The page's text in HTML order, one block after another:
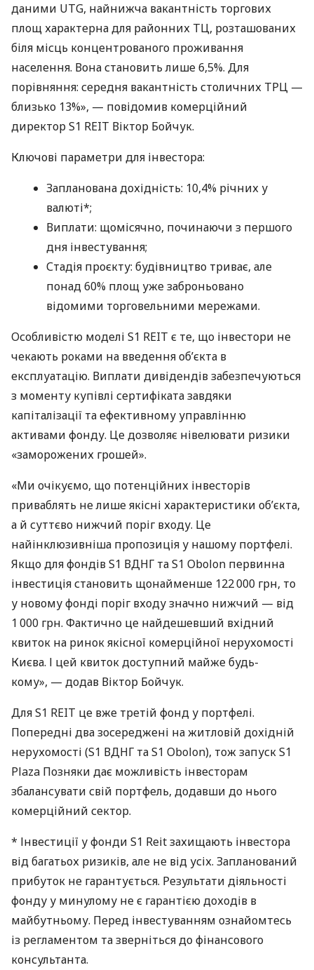
даними UTG, найнижча вакантність торгових
площ характерна для районних ТЦ, розташованих
біля місць концентрованого проживання
населення. Вона становить лише 6,5%. Для
порівняння: середня вакантність столичних ТРЦ —
близько 13%», — повідомив комерційний
директор S1 REIT Віктор Бойчук.
Ключові параметри для інвестора:
Запланована дохідність: 10,4% річних у
валюті*;
Виплати: щомісячно, починаючи з першого
дня інвестування;
Стадія проєкту: будівництво триває, але
понад 60% площ уже заброньовано
відомими торговельними мережами.
Особливістю моделі S1 REIT є те, що інвестори не
чекають роками на введення об’єкта в
експлуатацію. Виплати дивідендів забезпечуються
з моменту купівлі сертифіката завдяки
капіталізації та ефективному управлінню
активами фонду. Це дозволяє нівелювати ризики
«заморожених грошей».
«Ми очікуємо, що потенційних інвесторів
приваблять не лише якісні характеристики об’єкта,
а й суттєво нижчий поріг входу. Це
найінклюзивніша пропозиція у нашому портфелі.
Якщо для фондів S1 ВДНГ та S1 Obolon первинна
інвестиція становить щонайменше 122 000 грн, то
у новому фонді поріг входу значно нижчий — від
1 000 грн. Фактично це найдешевший вхідний
квиток на ринок якісної комерційної нерухомості
Києва. І цей квиток доступний майже будь-
кому», — додав Віктор Бойчук.
Для S1 REIT це вже третій фонд у портфелі.
Попередні два зосереджені на житловій дохідній
нерухомості (S1 ВДНГ та S1 Obolon), тож запуск S1
Plaza Позняки дає можливість інвесторам
збалансувати свій портфель, додавши до нього
комерційний сектор.
* Інвестиції у фонди S1 Reit захищають інвестора
від багатьох ризиків, але не від усіх. Запланований
прибуток не гарантується. Результати діяльності
фонду у минулому не є гарантією доходів в
майбутньому. Перед інвестуванням ознайомтесь
із регламентом та зверніться до фінансового
консультанта.